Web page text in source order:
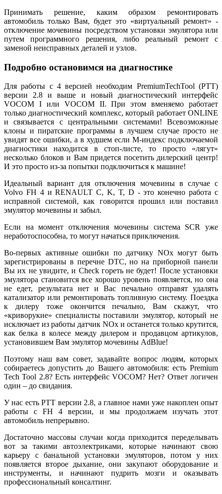
Принимать решение, каким образом ремонтировать
автомобиль только Вам, будет это «виртуальный ремонт» -
отключение мочевины посредством установки эмулятора или
путем программного решения, либо реальный ремонт с
заменой неисправных деталей и узлов.
Подробно остановимся на диагностике
Для работы с 4 версией необходим PremiumTechTool (PTT)
версии 2.8 и выше и новый диагностический интерфейс
VOCOM I или VOCOM II. При этом вменяемо работает
только диагностический комплекс, который работает ONLINE
и связывается с центральными системами! Всевозможные
клоны и пиратские программы в лучшем случае просто не
увидят все ошибки, а в худшем если М-индекс подключаемой
диагностики находится в стоп-листе, то просто «лягут»
несколько блоков и Вам придется посетить дилерский центр!
И это просто из-за попытки подключиться к машине!
Идеальный вариант для отключения мочевины в случае с
Volvo FH 4 и RENAULT C, K, T, D - это конечно работа с
исправной системой, как говорится прошил или поставил
эмулятор мочевины и забыл.
Если на момент отключения мочевины система SCR уже
неработоспособна, то могут начаться приключения.
Во-первых активные ошибки по датчику NOx могут быть
зарегистрированы в перечне DTC, но на приборной панели
Вы их не увидите, и Check гореть не будет! После установки
эмулятора становится все хорошо уровень появляется, но она
не едет, результата нет и Вас печально отправят удалять
катализатор или ремонтировать топливную систему. Поездка
к дилеру тоже окончится печально, Вам скажут, что
«криворукие» специалисты поставили эмулятор, который не
исключает из работы датчик NOx и останется только крутится,
как белка в колесе между дилером и продавцом артикулов,
установившем Вам эмулятор мочевины AdBlue!
Поэтому наш вам совет, задавайте вопрос людям, которых
собираетесь допустить до Вашего автомобиля: есть Premium
Tech Tool 2.8? Есть интерфейс VOCOM? Нет? Ответ логичен
один – до свидания.
У нас есть PTT версии 2.8, а главное нами уже накоплен опыт
работы с FH 4 версии, и мы продолжаем изучать этот
автомобиль непрерывно.
Достаточно массовы случаи когда приходится переделывать
вот за такими автоэлектриками, которые начинают свою
карьеру с банальной установки эмуляторов, потом у них
появляется второе дыхание, они закупают оборудование и
инструменты, и начинают пудрить мозги и оказывать
профессиональный консалтинг.